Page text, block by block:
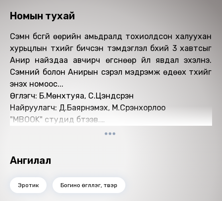
Номын тухай
Сэмүүн бүсгүй өөрийн амьдралд тохиолдсон халуухан
хурьцлын түүхийг бичсэн тэмдэглэл бүхий 3 хавтсыг
Анир найздаа авчирч өгснөөр үйл явдал эхэлнэ.
Сэмүүний болон Анирын сэрэл мэдрэмж өдөөх түүхийг
энэхүү номоос...
Өгүүлэгч: Б.Мөнхтуяа, С.Цэндсүрэн
Найруулагч: Д.Баярнэмэх, М.Сүрэнхорлоо
"МBOOK" студид бүтээв.
Зохиогчийн эрх хуулиар хамгаалагдсан 2025 он.
Ангилал
Эротик Богино өгүүллэг, түүвэр